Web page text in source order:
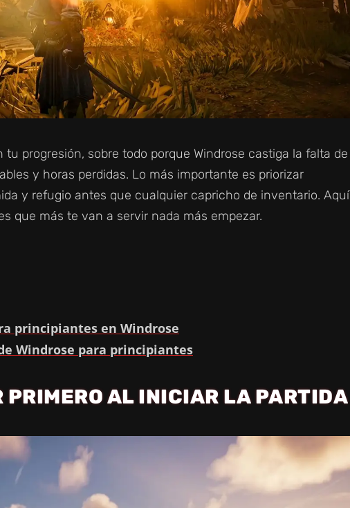
progresión, sobre todo porque Windrose castiga la falta de
y horas perdidas. Lo más importante es priorizar
y refugio antes que cualquier capricho de inventario. Aquí
que más te van a servir nada más empezar.
principiantes en Windrose
Windrose para principiantes
PRIMERO AL INICIAR LA PARTIDA